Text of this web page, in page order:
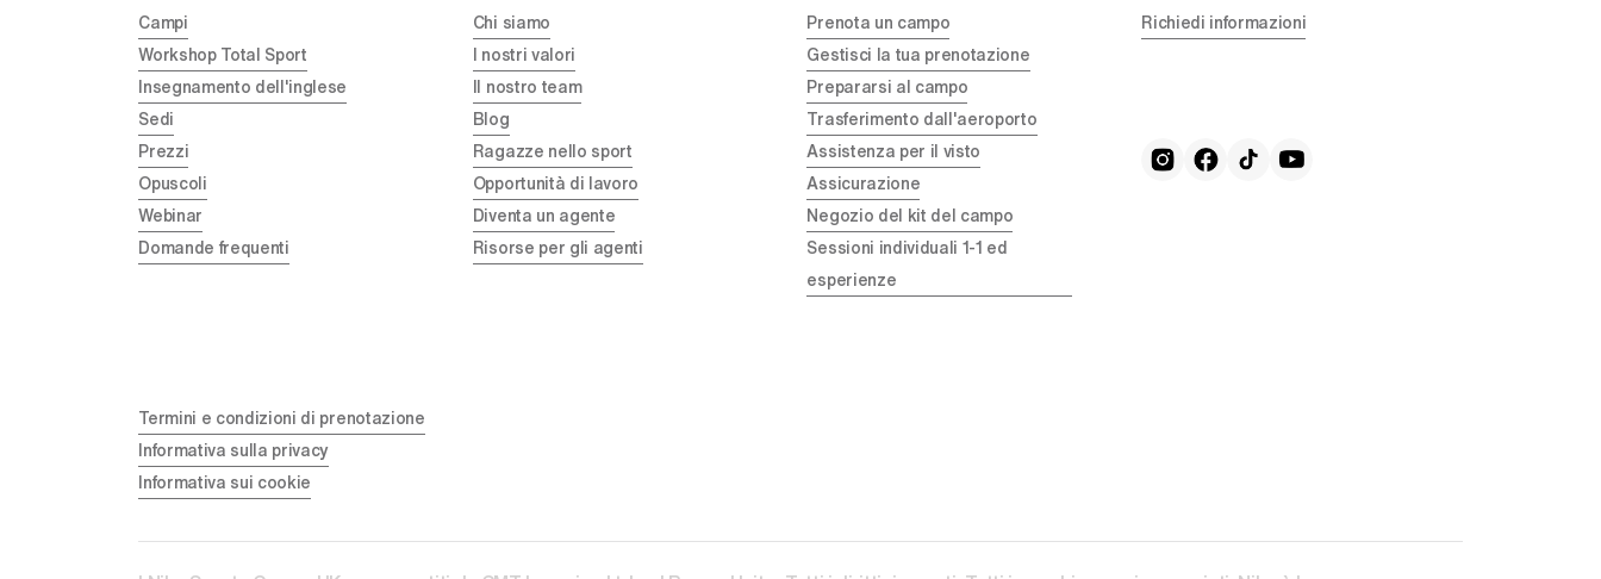
Campi
Workshop Total Sport
Insegnamento dell'inglese
Sedi
Prezzi
Opuscoli
Webinar
Domande frequenti
Chi siamo
I nostri valori
Il nostro team
Blog
Ragazze nello sport
Opportunità di lavoro
Diventa un agente
Risorse per gli agenti
Prenota un campo
Gestisci la tua prenotazione
Prepararsi al campo
Trasferimento dall'aeroporto
Assistenza per il visto
Assicurazione
Negozio del kit del campo
Sessioni individuali 1-1 ed
esperienze
Richiedi informazioni
Termini e condizioni di prenotazione
Informativa sulla privacy
Informativa sui cookie